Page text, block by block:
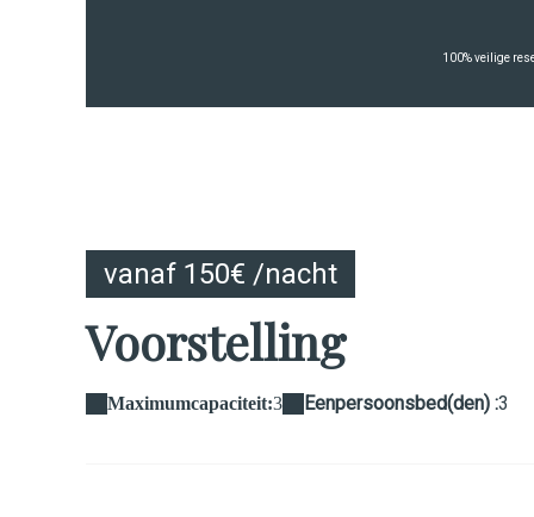
100% veilige
vanaf 150€ /nacht
Voorstelling
Maximumcapaciteit:3 Eenpersoonsbed(den) :3